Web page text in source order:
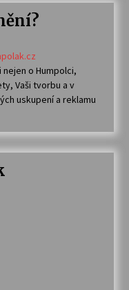
o Humpolci,
Vaši tvorbu a v
uskupení a reklamu